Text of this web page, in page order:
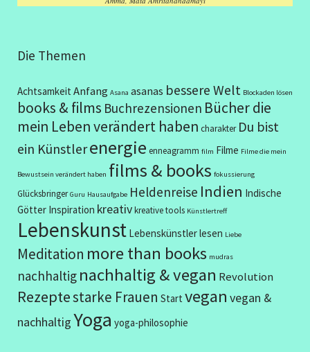
Die Themen
Achtsamkeit Anfang Asana asanas bessere Welt Blockaden lösen
books & films Buchrezensionen Bücher die
mein Leben verändert haben charakter Du bist
ein Künstlerenergie enneagramm film Filme Filme die mein
Bewustsein verändert haben films & books fokussierung
Glücksbringer Guru Hausaufgabe Heldenreise Indien Indische
Götter Inspiration kreativkreative tools Künstlertreff
Lebenskunst Lebenskünstlerlesen Liebe
Meditation more than books mudras
nachhaltig nachhaltig & vegan Revolution
Rezeptestarke Frauen Start vegan vegan &
nachhaltigYoga yoga-philosophie